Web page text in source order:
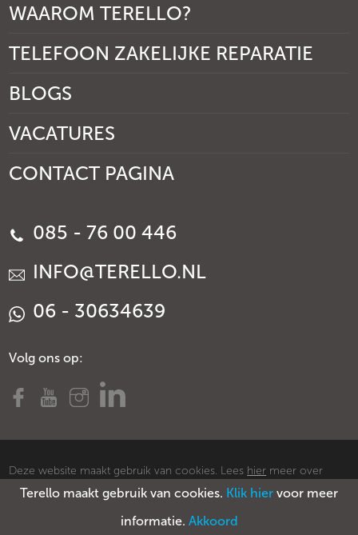
Terello maakt gebruik van cookies. Klik hier voor meer
informatie. Akkoord
WAAROM TERELLO?
TELEFOON ZAKELIJKE REPARATIE
BLOGS
VACATURES
CONTACT PAGINA
085 - 76 00 446
INFO@TERELLO.NL
06 - 30634639
Volg ons op:
Deze website maakt gebruik van cookies. Lees hier meer over
cookies.
Voorwaarden Privacy policy